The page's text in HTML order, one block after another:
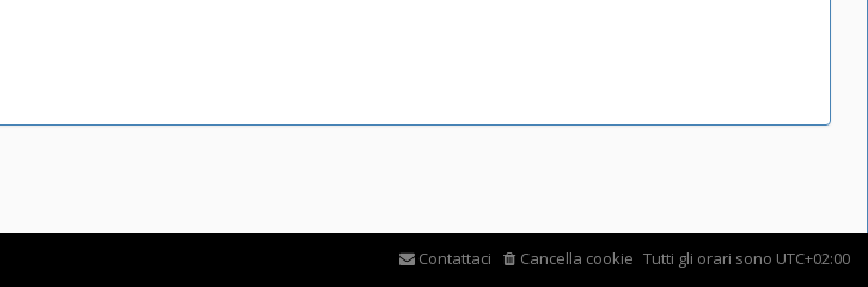
Tutti gli orari sono UTC+02:00
Cancella cookie
Contattaci